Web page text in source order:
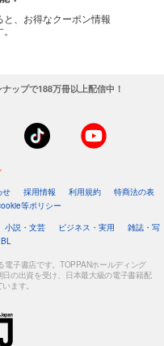
と、お得なクーポン情報
ップで188万冊以上配信中！
せ 採用情報 利用規約
特商法の表
等ポリシー
小説・文芸 ビジネス・実用
雑誌・写
BL
子書店です。TOPPANホールディング
の出資を受け、日本最大級の電子書籍配
ます。